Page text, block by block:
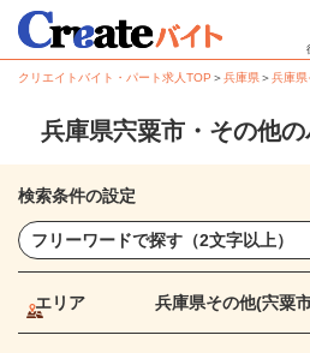
クリエイトバイト・パート求人TOP ＞兵庫県＞兵庫県
兵庫県宍粟市・その他
検索条件の設定
エリア 兵庫県その他(宍粟